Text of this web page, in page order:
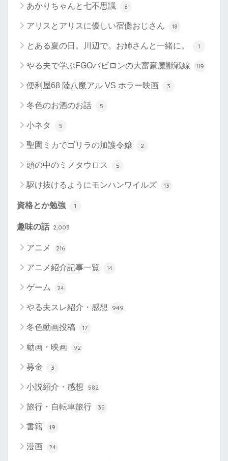
あかりちゃんと七不思議 8
アリスとアリスに優しい宿儺おじさん 18
とある夏の日。川辺で。お姉さんと一緒に。 1
やる夫で学ぶFGOバビロンの大富豪魔獣戦線 119
便利屋68 陸八魔アル VS ホラー映画 3
冬色のお酒のお話 5
小ネタ 5
聖園ミカでゴリラの加護令嬢 2
頭の中のミノタウロス 5
駆け抜けるようにモンハンワイルズ 13
資格とか勉強 1
趣味の話 2,003
アニメ 216
アニメ紹介記事一覧 14
ゲーム 24
やる夫スレ紹介・感想 949
冬色動画投稿 17
動画・映画 92
募金 3
小説紹介・感想 582
旅行・自転車旅行 35
書籍 19
漫画 24